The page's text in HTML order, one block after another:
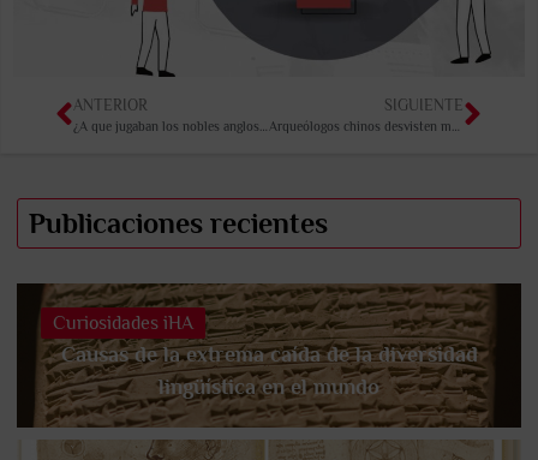
ANTERIOR SIGUIENTE
Publicaciones recientes
Curiosidades iHA
Causas de la extrema caída de la diversidad
lingüística en el mundo